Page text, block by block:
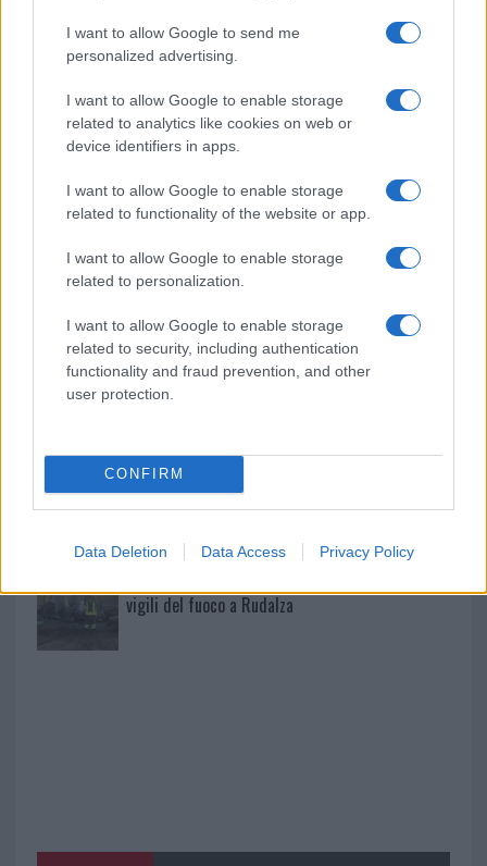
I want to allow Google to send me
personalized advertising.
I want to allow Google to enable storage
related to analytics like cookies on web or
device identifiers in apps.
I want to allow Google to enable storage
related to functionality of the website or app.
I want to allow Google to enable storage
related to personalization.
I want to allow Google to enable storage
related to security, including authentication
functionality and fraud prevention, and other
user protection.
CONFIRM
Data Deletion Data Access Privacy Policy
Sangue, musica e solidarietà con Avis Olbia al
Delta Center
Meteo Olbia 9 agosto, temperature in calo
Salmo finisce in ospedale a Catania, ma il tour
mondo per una notte
Giorgia Meloni a La Maddalena, la vicesindaco:
Incendio nella notte a Olbia, a fuoco due furgoni
vigili del fuoco a Rudalza